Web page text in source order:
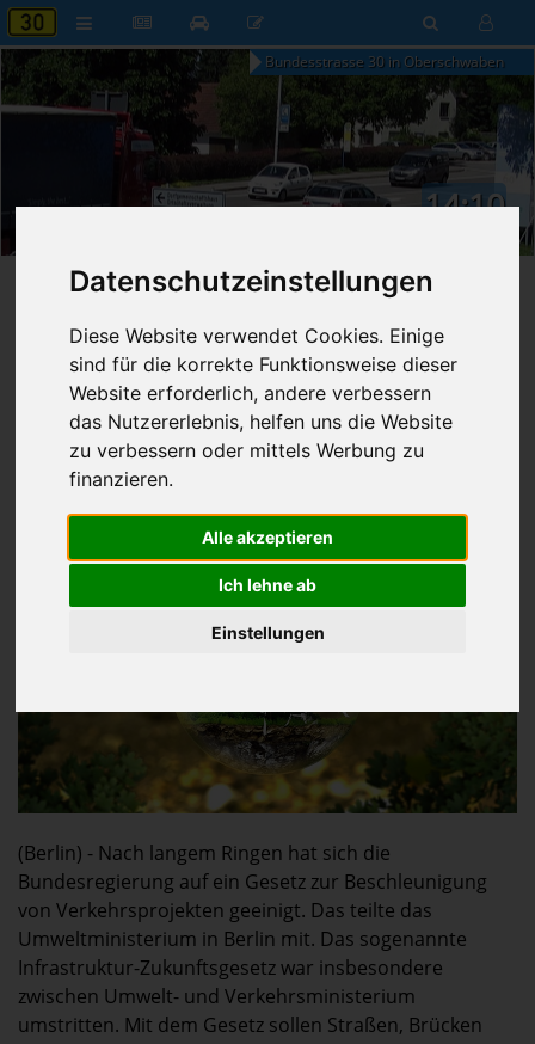
Datenschutzeinstellungen
Diese Website verwendet Cookies. Einige
sind für die korrekte Funktionsweise dieser
Website erforderlich, andere verbessern
das Nutzererlebnis, helfen uns die Website
zu verbessern oder mittels Werbung zu
finanzieren.
Alle akzeptieren
Ich lehne ab
Einstellungen
Bundesstrasse 30 in Oberschwaben
14:10
Startseite»B30 aktuell»Nachrichten
23.06.2026 - 19:51 Uhr
Franz Fischer
Nr. 9419
311
Umweltallianz gegen
Beschleunigung von
Straßenprojekten
(Berlin) - Nach langem Ringen hat sich die
Bundesregierung auf ein Gesetz zur Beschleunigung
von Verkehrsprojekten geeinigt. Das teilte das
Umweltministerium in Berlin mit. Das sogenannte
Infrastruktur-Zukunftsgesetz war insbesondere
zwischen Umwelt- und Verkehrsministerium
umstritten. Mit dem Gesetz sollen Straßen, Brücken